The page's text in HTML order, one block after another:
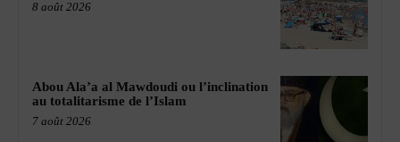
8 août 2026
Abou Ala’a al Mawdoudi ou l’inclination
au totalitarisme de l’Islam
7 août 2026